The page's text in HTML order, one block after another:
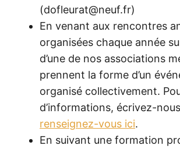
(dofleurat@neuf.fr)
En venant aux rencontres
organisées chaque année
d’une de nos associations
prennent la forme d’un
organisé collectivement.
d’informations, écrivez-
renseignez-vous ici.
En suivant une formation